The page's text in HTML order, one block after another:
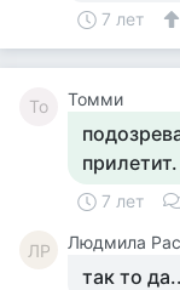
7 лет
То Томми
прилетит.
7 лет
ЛР Людмила
так то